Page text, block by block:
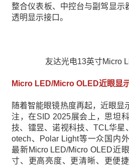
整合仪表板、中控台与副驾显示
透明显示接口。
友达光电13英寸Micro
Micro LED/Micro OLED近眼显
随着智能眼镜热度再起，近眼显
注，在SID 2025展会上，思坦
技、镭昱、诺视科技、TCL华星
otech、Polar Light等一众国内
最新Micro LED/Micro OLED近
寸、更高亮度、更清晰、更便